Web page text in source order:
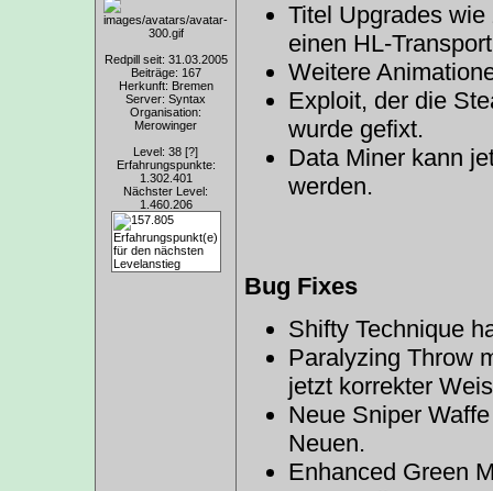
Redpill seit: 31.03.2005
Beiträge: 167
Herkunft: Bremen
Server: Syntax
Organisation:
Merowinger
Level: 38 [?]
Erfahrungspunkte:
1.302.401
Nächster Level:
1.460.206
Titel Upgrades
einen HL-
Weitere
Exploit, der die
wurde gefixt.
Data Miner kann
werden.
Bug Fixes
Shifty Technique
Paralyzing Throw
jetzt korrekter
Neue Sniper
Neuen.
Enhanced Green